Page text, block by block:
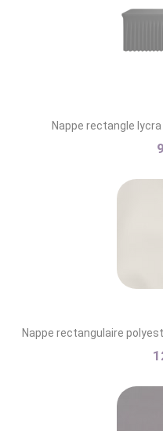
Nappe rectangle
Nappe rectangulaire